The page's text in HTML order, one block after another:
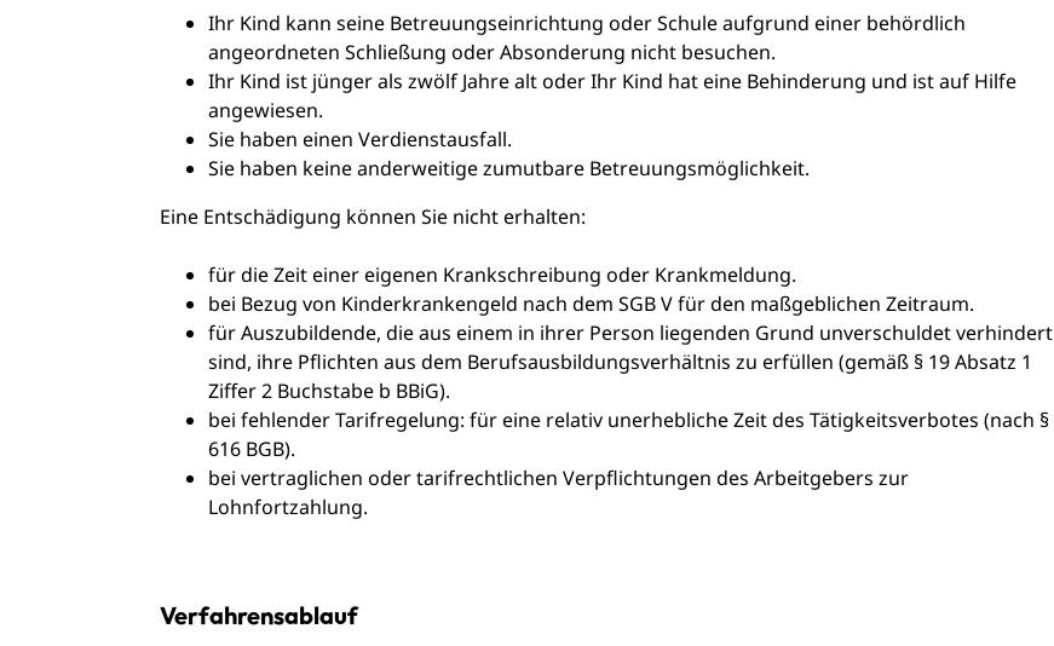
Ihr Kind kann seine Betreuungseinrichtung oder Schule aufgrund einer behördlich
angeordneten Schließung oder Absonderung nicht besuchen.
Ihr Kind ist jünger als zwölf Jahre alt oder Ihr Kind hat eine Behinderung und ist auf Hilfe
angewiesen.
Sie haben einen Verdienstausfall.
Sie haben keine anderweitige zumutbare Betreuungsmöglichkeit.
Eine Entschädigung können Sie nicht erhalten:
für die Zeit einer eigenen Krankschreibung oder Krankmeldung.
bei Bezug von Kinderkrankengeld nach dem SGB V für den maßgeblichen Zeitraum.
für Auszubildende, die aus einem in ihrer Person liegenden Grund unverschuldet verhindert
sind, ihre Pflichten aus dem Berufsausbildungsverhältnis zu erfüllen (gemäß § 19 Absatz 1
Ziffer 2 Buchstabe b BBiG).
bei fehlender Tarifregelung: für eine relativ unerhebliche Zeit des Tätigkeitsverbotes (nach §
616 BGB).
bei vertraglichen oder tarifrechtlichen Verpflichtungen des Arbeitgebers zur
Lohnfortzahlung.
Verfahrensablauf